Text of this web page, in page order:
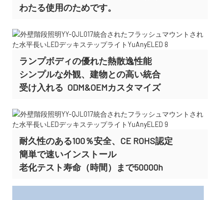
わたる使用のためです。
ランプボディの優れた熱散逸性能
シンプルな外観、建物との高い統合
受け入れる ODM&OEMカスタマイズ
耐久性のある100％安全、CE ROHS認定
簡単で速いインストール
老化テスト寿命（時間）まで50000h